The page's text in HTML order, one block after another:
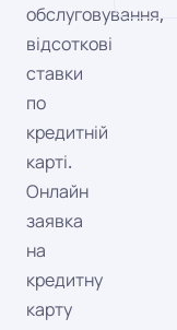
обслуговування,
відсоткові
ставки
по
кредитній
карті.
Онлайн
заявка
на
кредитну
карту